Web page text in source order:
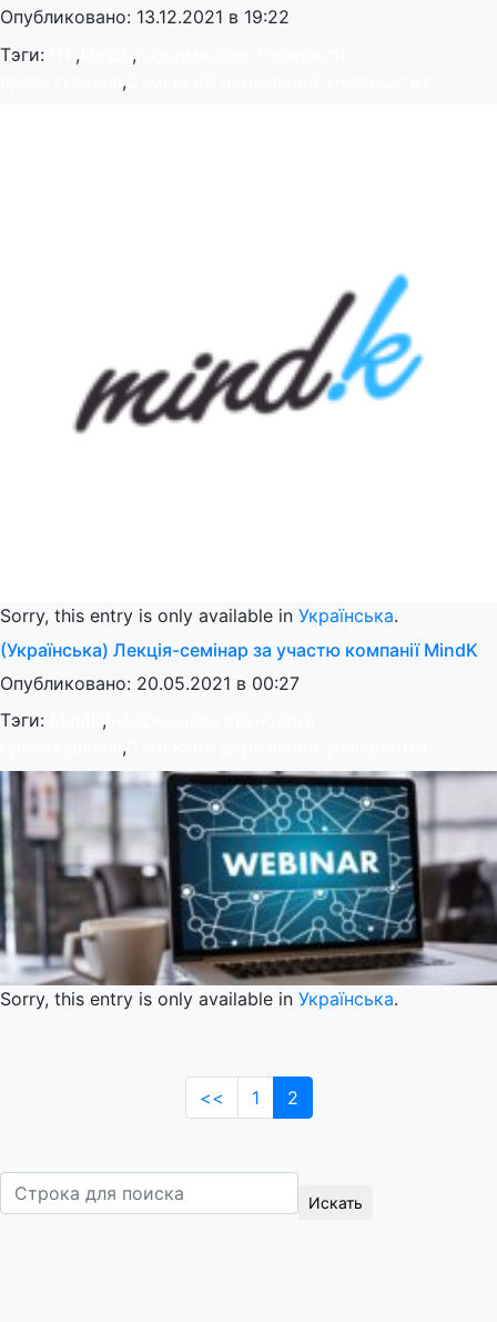
Опубликовано: 13.12.2021 в 19:22
Тэги:
, ,
,
Sorry, this entry is only available in Українська.
(Українська) Лекція-семінар за участю компанії MindK
Опубликовано: 20.05.2021 в 00:27
Тэги:
,
,
Sorry, this entry is only available in Українська.
<< 1 2
Поиск
Искать